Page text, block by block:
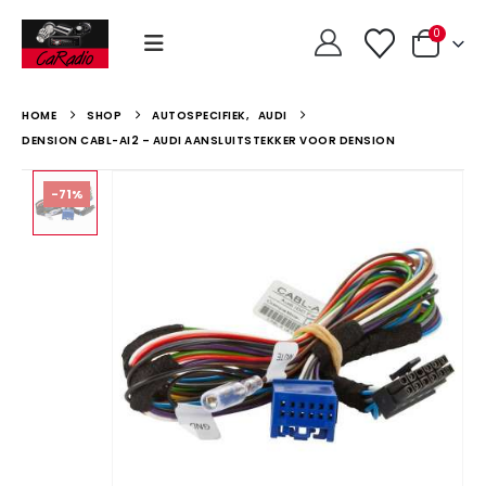
0
HOME SHOP AUTOSPECIFIEK, AUDI
DENSION CABL-AI2 – AUDI AANSLUITSTEKKER VOOR DENSION
-71%